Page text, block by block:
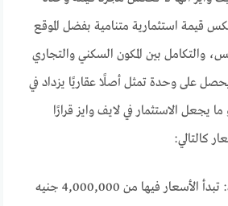
قيمة استثمارية متنامية بفضل الموقع
والتكامل بين المكون السكني والتجاري
على وحدة تمثل أصلًا عقاريًا يزداد في
يجعل الاستثمار في لايف وايز قرارًا
كالتالي:
شقق من غرفة واحد: تبدأ الأسعار فيها من 4,000,000 جنيه